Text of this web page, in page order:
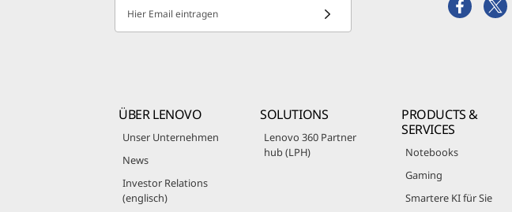
Hier Email eintragen
ÜBER LENOVO
Unser Unternehmen
News
Investor Relations
(englisch)
SOLUTIONS
Lenovo 360 Partner
hub (LPH)
PRODUCTS &
SERVICES
Notebooks
Gaming
Smartere KI für Sie